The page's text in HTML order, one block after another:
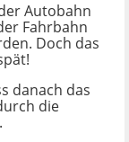
Autobahn
Fahrbahn
Doch das
danach das
die